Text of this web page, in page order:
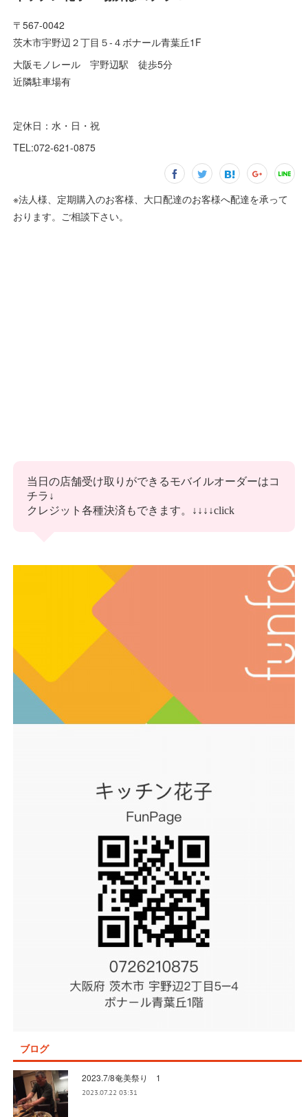
〒567-0042
茨木市宇野辺２丁目５-４ボナール青葉丘1F
大阪モノレール 宇野辺駅 徒歩5分
近隣駐車場有
定休日：水・日・祝
TEL:072-621-0875
※法人様、定期購入のお客様、大口配達のお客様へ配達を承って
おります。ご相談下さい。
ブログ
2023.7/8奄美祭り 1
2023.07.22 03:31